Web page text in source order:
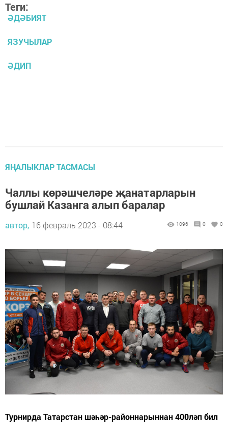
Теги:
ӘДӘБИЯТ
ЯЗУЧЫЛАР
ӘДИП
ЯҢАЛЫКЛАР ТАСМАСЫ
Чаллы көрәшчеләре җанатарларын
бушлай Казанга алып баралар
автор, 16 февраль 2023 - 08:44 1096 0 0
Турнирда Татарстан шәһәр-районнарыннан 400ләп бил